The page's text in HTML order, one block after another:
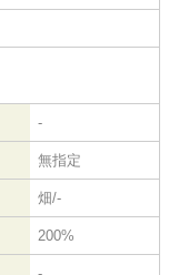
-
無指定
畑/-
200%